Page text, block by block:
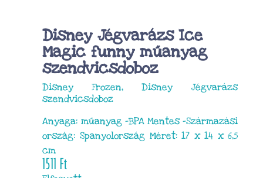
Disney Jégvarázs Ice
Magic funny műanyag
szendvicsdoboz
Disney Frozen, Disney Jégvarázs
szendvicsdoboz
Anyaga: műanyag -BPA Mentes -Származási
ország: Spanyolország Méret: 17 x 14 x 6,5
cm
1511 Ft